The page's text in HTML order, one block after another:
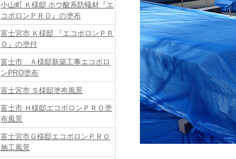
小山町 Ｋ様邸 ホウ酸系防蟻材『エ
コボロンＰＲＯ』の塗布
富士宮市 Ｋ様邸 『エコボロンＰＲ
Ｏ』の塗付
富士市 Ａ様邸新築工事エコボロ
ンPRO塗布
富士宮市 Ｓ様邸塗布風景
富士市 Ｈ様邸エコボロンＰＲＯ塗
布風景
富士宮市Ｇ様邸エコボロンＰＲＯ
施工風景